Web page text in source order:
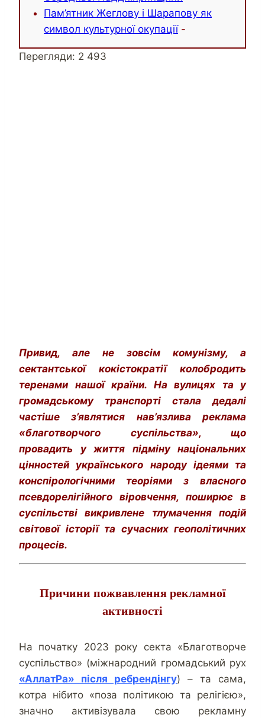
Пам’ятник Жеглову і Шарапову як
символ культурної окупації-
Перегляди: 2 493
Привид, але не зовсім комунізму, а
сектантської кокістократії колобродить
теренами нашої країни. На вулицях та у
громадському транспорті стала дедалі
частіше з’являтися нав’язлива реклама
«благотворчого суспільства», що
провадить у життя підміну національних
цінностей українського народу ідеями та
конспірологічними теоріями з власного
псевдорелігійного віровчення, поширює в
суспільстві викривлене тлумачення подій
світової історії та сучасних геополітичних
процесів.
Причини пожвавлення рекламної
активності
На початку 2023 року секта «Благотворче
суспільство» (міжнародний громадський рух
«АллатРа» після ребрендінгу) – та сама,
котра нібито «поза політикою та релігією»,
значно активізувала свою рекламну